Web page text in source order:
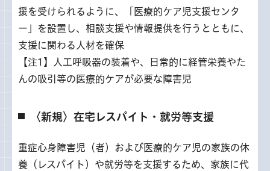
援を受けられるように、「医療的ケア児支援センタ
ー」を設置し、相談支援や情報提供を行うとともに、
支援に関わる人材を確保
【注1】人工呼吸器の装着や、日常的に経管栄養やた
んの吸引等の医療的ケアが必要な障害児
〈新規〉在宅レスパイト・就労等支援
重症心身障害児（者）および医療的ケア児の家族の休
養（レスパイト）や就労等を支援するため、家族に代